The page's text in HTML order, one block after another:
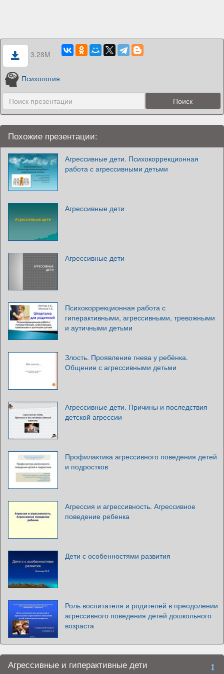
3.28M
Психология
Похожие презентации:
Агрессивные дети. Психокоррекционная
работа с агрессивными детьми
Агрессивные дети
Агрессивные дети
Психокоррекционная работа с
гиперактивными, агрессивными, тревожными
и аутичными детьми
Злость. Проявление гнева у ребёнка.
Общение с агрессивными детьми
Агрессивные дети. Причины и последствия
детской агрессии
Профилактика агрессивного поведения детей
и подростков
Агрессия и агрессивность. Агрессивное
поведение ребенка
Дети с особенностями развития
Роль воспитателя и родителей в преодолении
агрессивного поведения детей дошкольного
возраста
Агрессивные и гиперактивные дети